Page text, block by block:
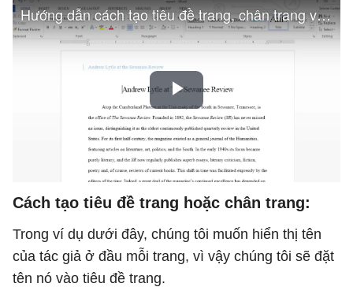
Cách tạo tiêu đề trang hoặc chân trang:
Trong ví dụ dưới đây, chúng tôi muốn hiển thị tên
của tác giả ở đầu mỗi trang, vì vậy chúng tôi sẽ đặt
tên nó vào tiêu đề trang.